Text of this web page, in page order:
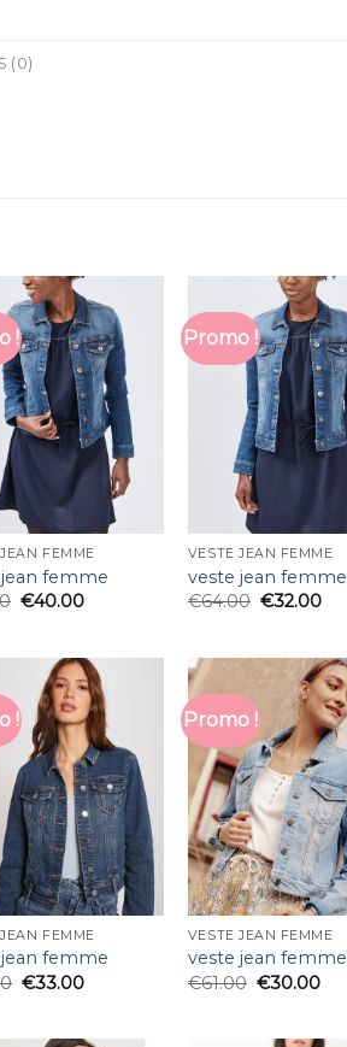
(0)
!
FEMME
femme
€40.00
Promo !
VESTE JEAN FEMME
veste jean femme
€64.00 €32.00
!
FEMME
femme
€33.00
Promo !
VESTE JEAN FEMME
veste jean femme
€61.00 €30.00